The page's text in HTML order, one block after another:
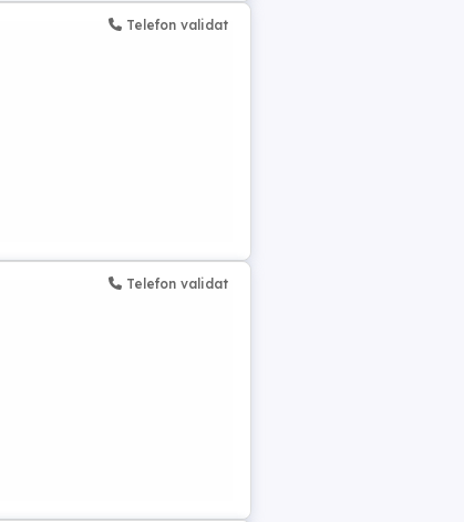
Telefon validat
Telefon validat